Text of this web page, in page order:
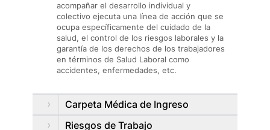
acompañar el desarrollo individual y
colectivo ejecuta una línea de acción que se
ocupa específicamente del cuidado de la
salud, el control de los riesgos laborales y la
garantía de los derechos de los trabajadores
en términos de Salud Laboral como
accidentes, enfermedades, etc.
Carpeta Médica de Ingreso
Riesgos de Trabajo